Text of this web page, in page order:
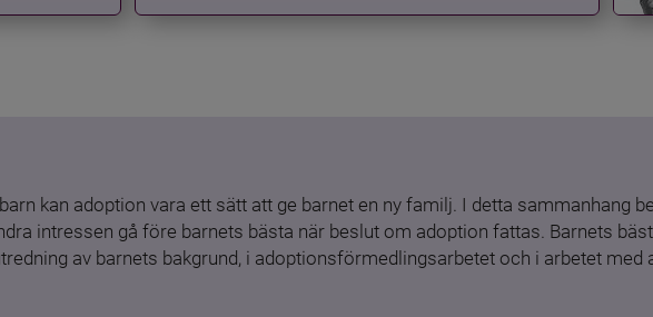
kan adoption vara ett sätt att ge barnet en ny familj. I detta sammanhang
intressen gå före barnets bästa när beslut om adoption fattas. Barnets
av barnets bakgrund, i adoptionsförmedlingsarbetet och i arbetet